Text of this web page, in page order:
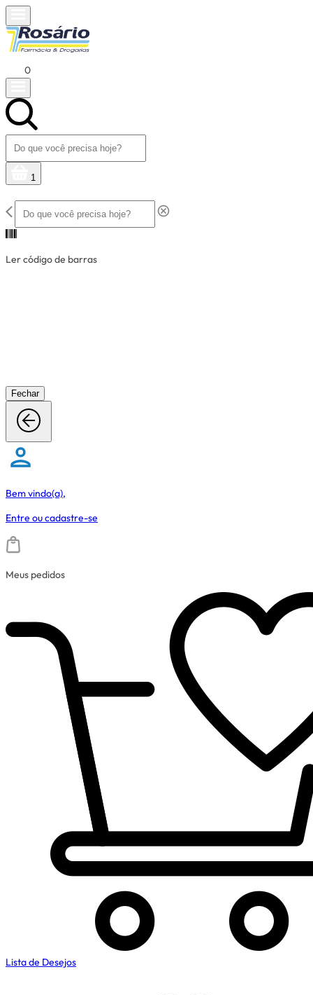
0
1
Ler código de barras
Fechar
Bem vindo(a),
Entre oucadastre-se
Meus pedidos
Lista de Desejos